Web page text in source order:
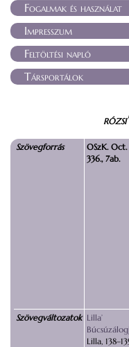
Fogalmak és használat
Impresszum
Feltöltési napló
Társportálok
rózsi
Szövegforrás
OSzK.
336., 7ab.
Szövegváltozatok Lilla’
Lilla,